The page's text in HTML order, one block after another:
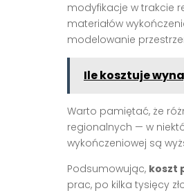
modyfikacje w trakcie
materiałów
modelowanie
Ile kosztuje
Warto pamiętać, że
regionalnych — w
wykończeniowej są
Podsumowując, koszt
prac, po kilka tysięcy